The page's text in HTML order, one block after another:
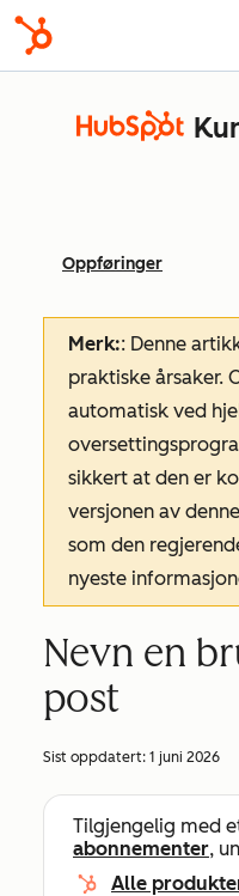
Oppføringer
Merk:: Denne
praktiske årsaker.
automatisk ved
sikkert at den er
versjonen av
som den
nyeste
Nevn en
post
Sist oppdatert: 1 juni 2026
Tilgjengelig med
abonnementer,
Alle